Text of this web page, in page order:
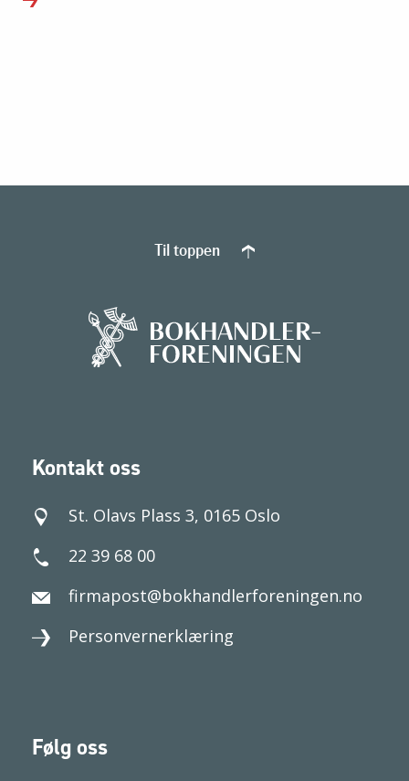
Kontakt oss
St. Olavs Plass 3, 0165 Oslo
22 39 68 00
firmapost@bokhandlerforeningen.no
Personvernerklæring
Følg oss
Til toppen